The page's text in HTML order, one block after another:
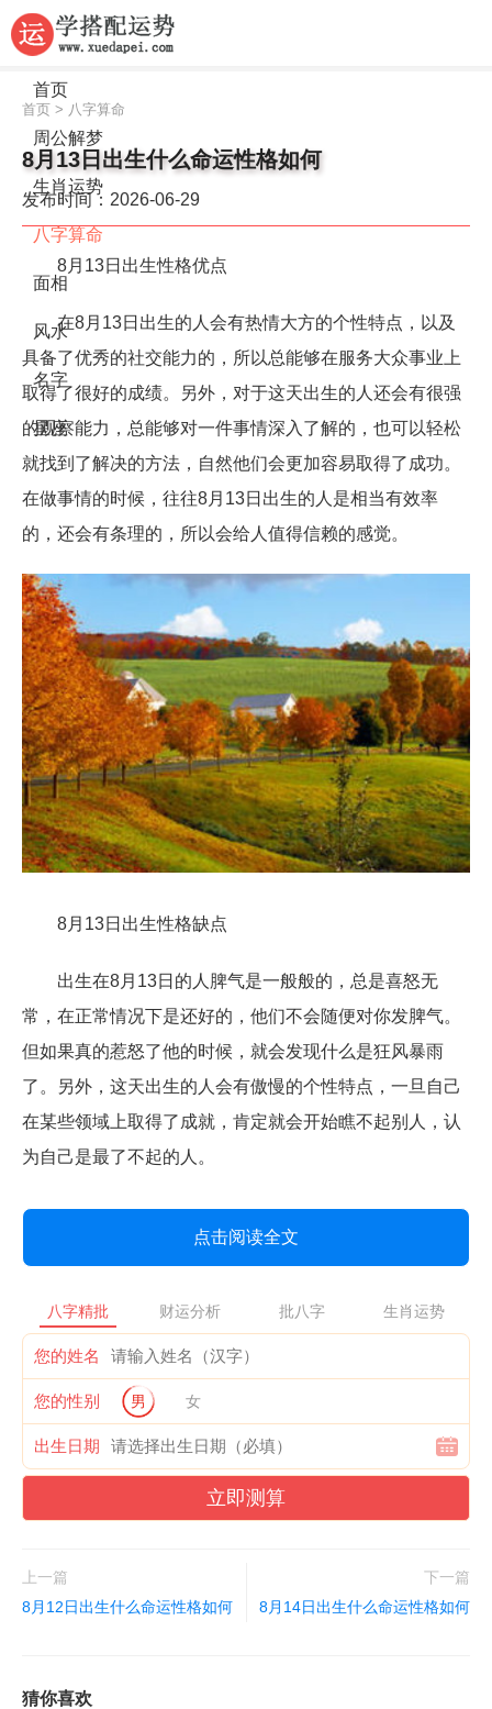
首页
周公解梦
生肖运势
八字算命
面相
风水
名字
星座
首页 > 八字算命
8月13日出生什么命运性格如何
发布时间：2026-06-29
8月13日出生性格优点
在8月13日出生的人会有热情大方的个性特点，以及
具备了优秀的社交能力的，所以总能够在服务大众事业上
取得了很好的成绩。另外，对于这天出生的人还会有很强
的观察能力，总能够对一件事情深入了解的，也可以轻松
就找到了解决的方法，自然他们会更加容易取得了成功。
在做事情的时候，往往8月13日出生的人是相当有效率
的，还会有条理的，所以会给人值得信赖的感觉。
8月13日出生性格缺点
出生在8月13日的人脾气是一般般的，总是喜怒无
常，在正常情况下是还好的，他们不会随便对你发脾气。
但如果真的惹怒了他的时候，就会发现什么是狂风暴雨
了。另外，这天出生的人会有傲慢的个性特点，一旦自己
在某些领域上取得了成就，肯定就会开始瞧不起别人，认
为自己是最了不起的人。
点击阅读全文
八字精批 财运分析 批八字 生肖运势
您的姓名
您的性别 男 女
出生日期
立即测算
上一篇
8月12日出生什么命运性格如何
下一篇
8月14日出生什么命运性格如何
猜你喜欢